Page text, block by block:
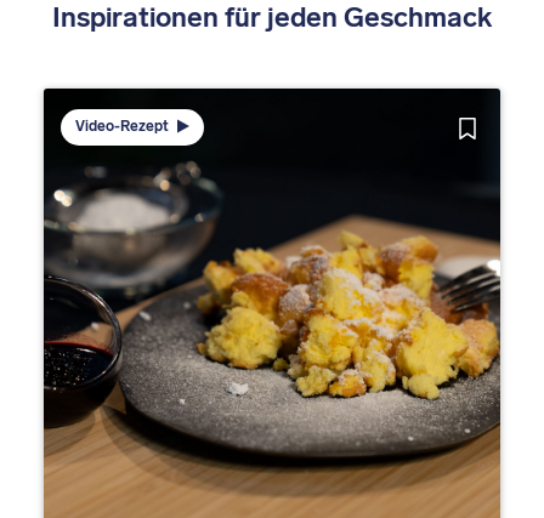
Inspirationen für jeden Geschmack
Video-Rezept